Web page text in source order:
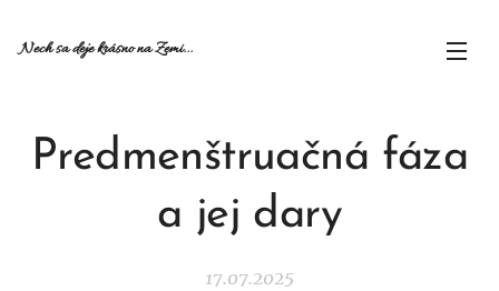
Nech sa deje krásno na Zemi...
Predmenštruačná fáza
a jej dary
17.07.2025